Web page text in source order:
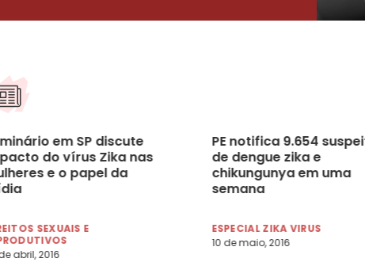
em SP discute
do vírus Zika nas
e o papel da
SEXUAIS E
abril, 2016
PE notifica 9.654
de dengue zika e
chikungunya em uma
semana
ESPECIAL ZIKA VIRUS
10 de maio, 2016